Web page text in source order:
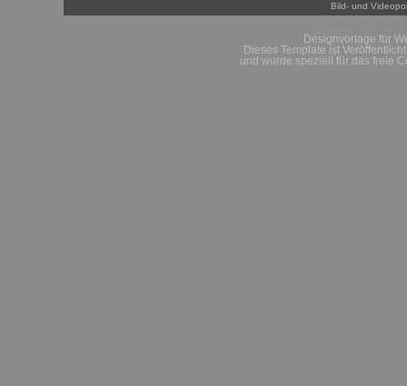
Bild- und
Designvorlage für
Dieses Template ist
und wurde speziell für das freie